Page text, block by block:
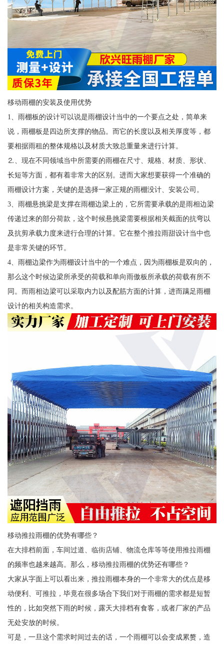
移动雨棚的安装及使用优势
1、雨棚板的设计可以说是雨棚设计当中的一个要点之处，简单来
说，雨棚板是四边所支撑的物品。而它的长度以及相关厚度等，都
要相据雨租的整体规格以及材质大致总重量来进行计算。
⒉、现在不同领域当中所需要的雨棚在尺寸、规格、材质、形状、
长短等方面，都有着非常大的区别。进而大家想要获得一个准确的
雨棚设计方案，关键的是选择一家正规的雨棚没计、安装公司。
3、雨棚悬挑梁是支撑在雨棚边梁上的，它所需要承载的是雨相边梁
传递过来的部分荷款，这个时候悬挑梁需要根据相关截面的抗弯以
及抗剪承载力度来进行合理的计算。它在整个推拉雨甜设计当中也
是非常关键的环节。
4、雨棚边梁作为雨棚设计当中的一个难点，因为雨棚板是双向的，
那么这个时候边梁所承受的荷载和单向雨傲板所承载的荷载有所不
同。而雨相边梁可以采取内力以及配筋方面的计算，进而蹒足雨棚
设计的相关构造需求。
移动推拉雨棚的优势有哪些？
在大排档前面，车间过道、临街店铺、物流仓库等等使用推拉雨棚
的频率也越来越高。那么，移动推拉雨棚的优势还有哪些？
大家从字面上可以看出来，推拉雨棚本身的一个非常大的优点是移
动便利、可推拉，毕竟在很多场合下我们对于雨棚的需求都是短暂
性的，比如突然下雨的时候，露天大排档有食客，或者厂家的产品
无处安放的时候。
可是，一旦这个需求时间过去的话，一个雨棚可以会变成累赘，造